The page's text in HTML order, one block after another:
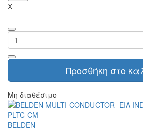
X
Προσθήκη στο
Μη διαθέσιμο
BELDEN